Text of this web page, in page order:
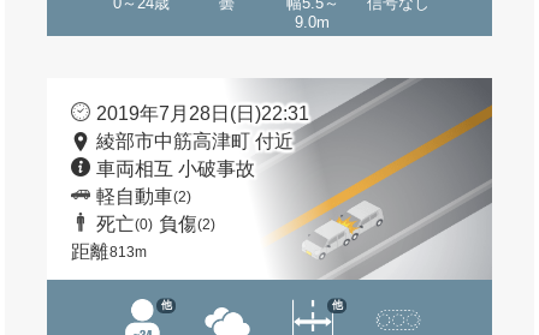
9.0m
2019年7月28日(日)22:31
綾部市中筋高津町 付近
車両相互 小破事故
軽自動車(2)
死亡(0) 負傷(2)
距離813m
他 他